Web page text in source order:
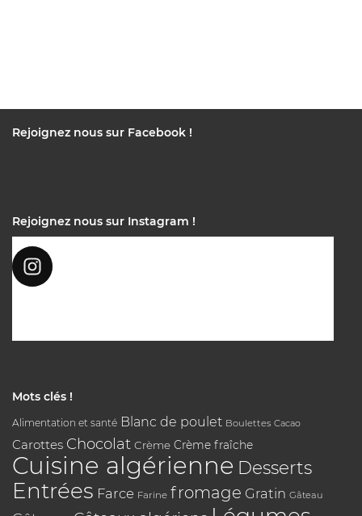
Rejoignez nous sur Facebook !
Rejoignez nous sur Instagram !
Mots clés !
Alimentation et santé Blanc de poulet Boulettes Cacao
Carottes Chocolat Crème Crème fraîche
Cuisine algérienne Desserts
Entrées Farce Farine fromage Gratin Gâteau